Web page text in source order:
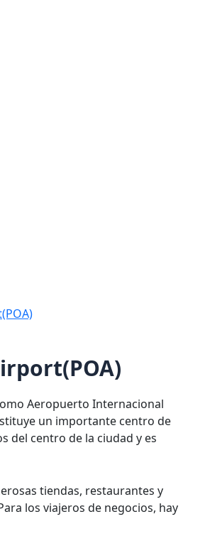
Aeropuerto Internacional
un importante centro de
del centro de la ciudad y es
tiendas, restaurantes y
los viajeros de negocios, hay